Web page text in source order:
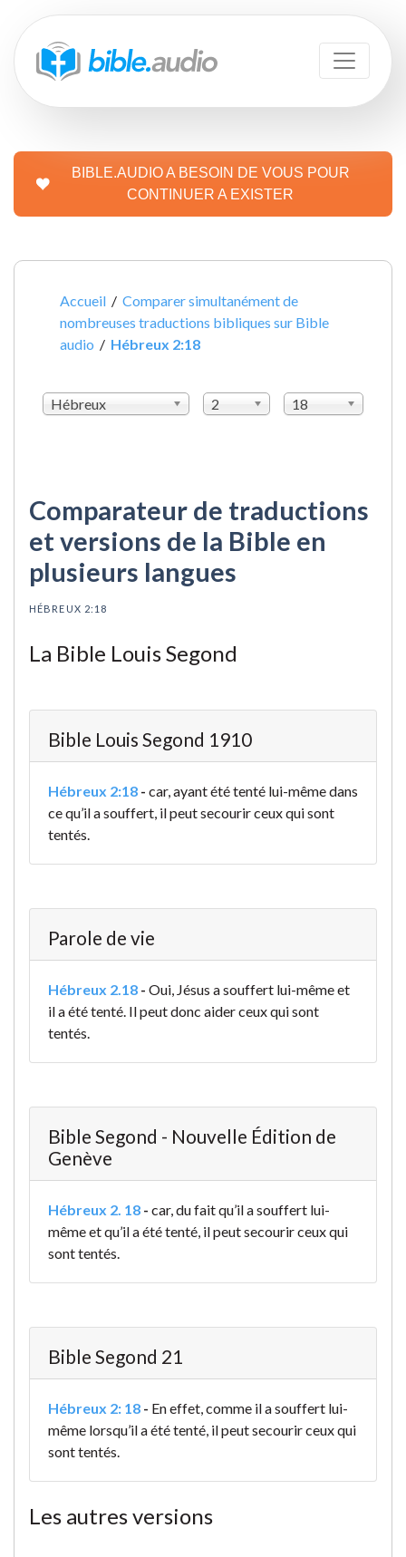
BIBLE.AUDIO A BESOIN DE VOUS POUR
CONTINUER A EXISTER
Accueil /Comparer simultanément de
nombreuses traductions bibliques sur Bible
audio / Hébreux 2:18
Hébreux 2 18
Comparateur de traductions
et versions de la Bible en
plusieurs langues
HÉBREUX 2:18
La Bible Louis Segond
Bible Louis Segond 1910
Hébreux 2:18 - car, ayant été tenté lui-même dans
ce qu’il a souffert, il peut secourir ceux qui sont
tentés.
Parole de vie
Hébreux 2.18 - Oui, Jésus a souffert lui-même et
il a été tenté. Il peut donc aider ceux qui sont
tentés.
Bible Segond - Nouvelle Édition de
Genève
Hébreux 2. 18 - car, du fait qu’il a souffert lui-
même et qu’il a été tenté, il peut secourir ceux qui
sont tentés.
Bible Segond 21
Hébreux 2: 18 - En effet, comme il a souffert lui-
même lorsqu’il a été tenté, il peut secourir ceux qui
sont tentés.
Les autres versions